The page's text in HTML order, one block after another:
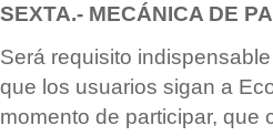
SEXTA.- MECÁNICA DE
Será requisito
que los usuarios sigan a
momento de participar, que